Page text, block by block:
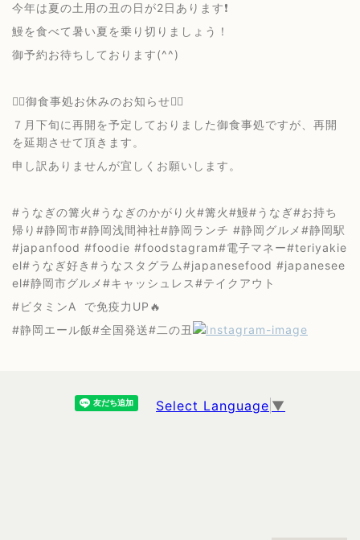
今年は夏の土用の丑の日が2日あります❗️
鰻を食べて暑い夏を乗り切りましょう！
御予約お待ちしております(^^)
🙇‍♂️御食事処お休みのお知らせ🙇‍♂️
７月下旬に再開を予定しておりました御食事処ですが、再開
を延期させて頂きます。
申し訳ありませんが宜しくお願いします。
#うなぎの篝火#うなぎのかがり火#篝火#鰻#うなぎ#お持ち
帰り#静岡市#静岡浅間神社#静岡ランチ #静岡グルメ#静岡駅
#japanfood #foodie #foodstagram#電子マネー#teriyakie
el#うなぎ好き#うなスタグラム#japanesefood #japanesee
el#静岡市グルメ#キャッシュレス#テイクアウト
#ビタミンA で免疫力UP🔥
#静岡エール飯#全国発送#二の丑
Select Language ▼